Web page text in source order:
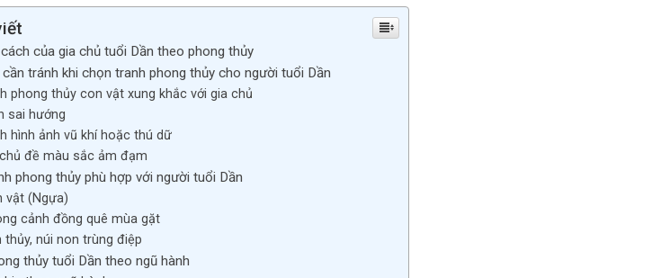
của gia chủ tuổi Dần theo phong thủy
tránh khi chọn tranh phong thủy cho người tuổi Dần
phong thủy con vật xung khắc với gia chủ
sai hướng
hình ảnh vũ khí hoặc thú dữ
đề màu sắc ảm đạm
phong thủy phù hợp với người tuổi Dần
vật (Ngựa)
cảnh đồng quê mùa gặt
thủy, núi non trùng điệp
thủy tuổi Dần theo ngũ hành